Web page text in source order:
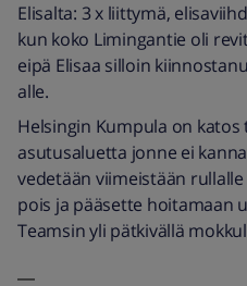
Elisalta: 3 x liittymä,
kun koko Limingantie oli
eipä Elisaa silloin
alle.
Helsingin Kumpula on katos
asutusaluetta jonne ei
vedetään viimeistään
pois ja pääsette hoitamaan
Teamsin yli pätkivällä